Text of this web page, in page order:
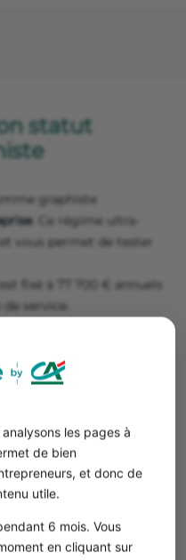
les pages à
de bien
et donc de
utile.
6 mois. Vous
en cliquant sur
statut
graphiste
. Ce régime ultra-
vous permet de tester
fixé à 77 700 € annuels
service.
plus adaptées.
1
Plus